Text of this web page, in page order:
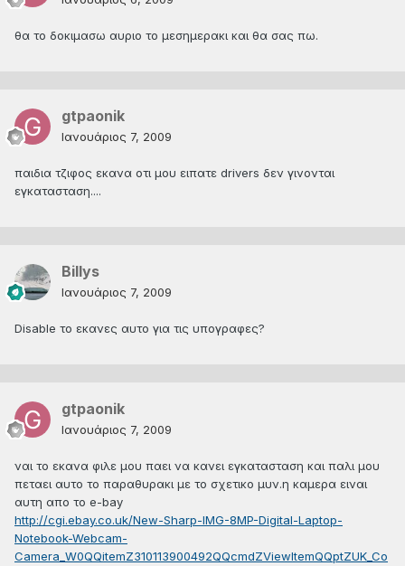
θα το δοκιμασω αυριο το μεσημερακι και θα σας πω.
gtpaonik
Ιανουάριος 7, 2009
παιδια τζιφος εκανα οτι μου ειπατε drivers δεν γινονται
εγκατασταση....
Billys
Ιανουάριος 7, 2009
Disable το εκανες αυτο για τις υπογραφες?
gtpaonik
Ιανουάριος 7, 2009
ναι το εκανα φιλε μου παει να κανει εγκατασταση και παλι μου
πεταει αυτο το παραθυρακι με το σχετικο μυν.η καμερα ειναι
αυτη απο το e-bay
http://cgi.ebay.co.uk/New-Sharp-IMG-8MP-Digital-Laptop-
Notebook-Webcam-
Camera_W0QQitemZ310113900492QQcmdZViewItemQQptZUK_Co